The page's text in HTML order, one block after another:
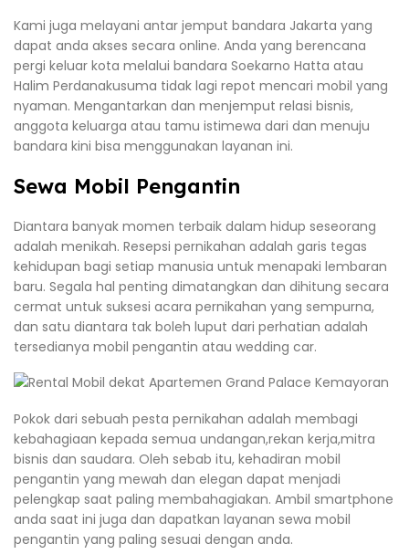
Kami juga melayani antar jemput bandara Jakarta yang
dapat anda akses secara online. Anda yang berencana
pergi keluar kota melalui bandara Soekarno Hatta atau
Halim Perdanakusuma tidak lagi repot mencari mobil yang
nyaman. Mengantarkan dan menjemput relasi bisnis,
anggota keluarga atau tamu istimewa dari dan menuju
bandara kini bisa menggunakan layanan ini.
Sewa Mobil Pengantin
Diantara banyak momen terbaik dalam hidup seseorang
adalah menikah. Resepsi pernikahan adalah garis tegas
kehidupan bagi setiap manusia untuk menapaki lembaran
baru. Segala hal penting dimatangkan dan dihitung secara
cermat untuk suksesi acara pernikahan yang sempurna,
dan satu diantara tak boleh luput dari perhatian adalah
tersedianya mobil pengantin atau wedding car.
Pokok dari sebuah pesta pernikahan adalah membagi
kebahagiaan kepada semua undangan,rekan kerja,mitra
bisnis dan saudara. Oleh sebab itu, kehadiran mobil
pengantin yang mewah dan elegan dapat menjadi
pelengkap saat paling membahagiakan. Ambil smartphone
anda saat ini juga dan dapatkan layanan sewa mobil
pengantin yang paling sesuai dengan anda.